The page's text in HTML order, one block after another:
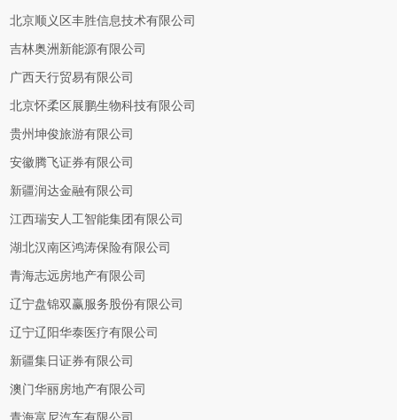
北京顺义区丰胜信息技术有限公司
吉林奥洲新能源有限公司
广西天行贸易有限公司
北京怀柔区展鹏生物科技有限公司
贵州坤俊旅游有限公司
安徽腾飞证券有限公司
新疆润达金融有限公司
江西瑞安人工智能集团有限公司
湖北汉南区鸿涛保险有限公司
青海志远房地产有限公司
辽宁盘锦双赢服务股份有限公司
辽宁辽阳华泰医疗有限公司
新疆集日证券有限公司
澳门华丽房地产有限公司